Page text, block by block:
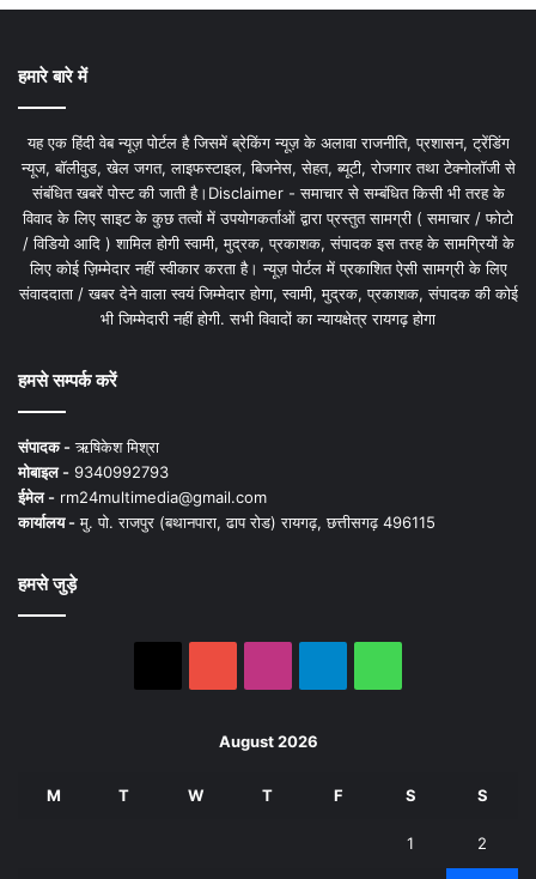
हमारे बारे में
यह एक हिंदी वेब न्यूज़ पोर्टल है जिसमें ब्रेकिंग न्यूज़ के अलावा राजनीति, प्रशासन, ट्रेंडिंग
न्यूज, बॉलीवुड, खेल जगत, लाइफस्टाइल, बिजनेस, सेहत, ब्यूटी, रोजगार तथा टेक्नोलॉजी से
संबंधित खबरें पोस्ट की जाती है।Disclaimer - समाचार से सम्बंधित किसी भी तरह के
विवाद के लिए साइट के कुछ तत्वों में उपयोगकर्ताओं द्वारा प्रस्तुत सामग्री ( समाचार / फोटो
/ विडियो आदि ) शामिल होगी स्वामी, मुद्रक, प्रकाशक, संपादक इस तरह के सामग्रियों के
लिए कोई ज़िम्मेदार नहीं स्वीकार करता है। न्यूज़ पोर्टल में प्रकाशित ऐसी सामग्री के लिए
संवाददाता / खबर देने वाला स्वयं जिम्मेदार होगा, स्वामी, मुद्रक, प्रकाशक, संपादक की कोई
भी जिम्मेदारी नहीं होगी. सभी विवादों का न्यायक्षेत्र रायगढ़ होगा
हमसे सम्पर्क करें
संपादक -ऋषिकेश मिश्रा
मोबाइल - 9340992793
ईमेल - rm24multimedia@gmail.com
कार्यालय -मु. पो. राजपुर (बथानपारा, ढाप रोड) रायगढ़, छत्तीसगढ़ 496115
हमसे जुड़े
August 2026
M T W T F S S
1 2